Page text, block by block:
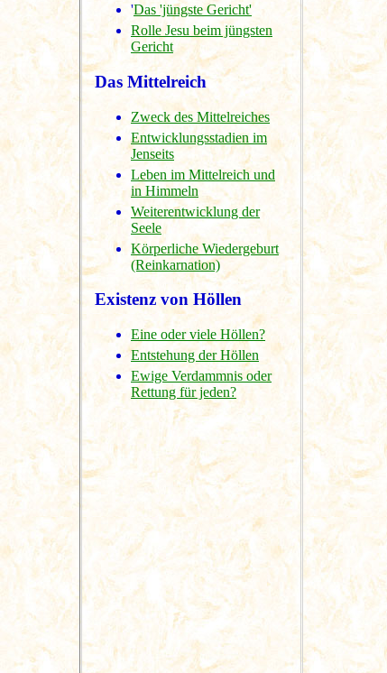
'Das 'jüngste Gericht'
Rolle Jesu beim jüngsten
Gericht
Das Mittelreich
Zweck des Mittelreiches
Entwicklungsstadien im
Jenseits
Leben im Mittelreich und
in Himmeln
Weiterentwicklung der
Seele
Körperliche Wiedergeburt
(Reinkarnation)
Existenz von Höllen
Eine oder viele Höllen?
Entstehung der Höllen
Ewige Verdammnis oder
Rettung für jeden?